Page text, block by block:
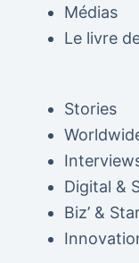
Médias
Le livre
Stories
Digital &
Biz’ &